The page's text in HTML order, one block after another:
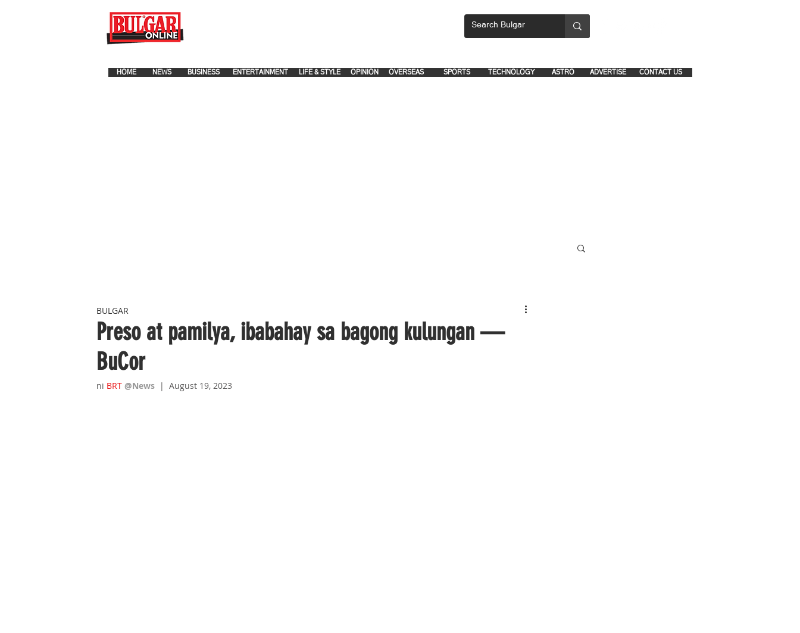
CONTACT US
ADVERTISE
ASTRO
TECHNOLOGY
SPORTS
OVERSEAS
OPINION
LIFE & STYLE
ENTERTAINMENT
NEWS
HOME BUSINESS . .
Preso at pamilya, ibabahay sa bagong kulungan —
BuCor
BULGAR
ni BRT @News |  August 19, 2023